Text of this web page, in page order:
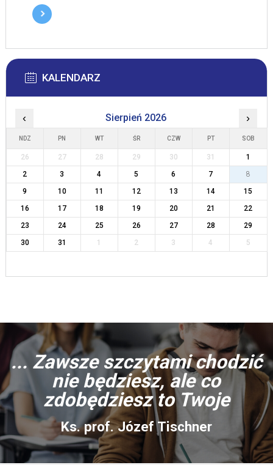
KALENDARZ
‹ Sierpień 2026 ›
NDZ PN WT ŚR CZW PT SOB
26 27 28 29 30 31
1
2
3 4 5 6 7
8
9
10 11 12 13 14
15
16
17 18 19 20 21
22
23
24 25 26 27 28
29
30
31 1 2 3 4 5
... Zawsze szczytami chodzić
nie będziesz, ale co
zdobędziesz to Twoje
Ks. prof. Józef Tischner